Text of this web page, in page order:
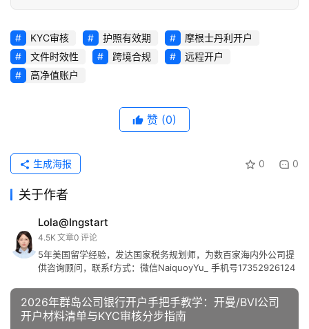
KYC审核 护照有效期
摩根士丹利开户
文件时效性
跨境合规
远程开户
高净值账户
赞 (0)
0 0
生成海报
关于作者
Lola@Ingstart
4.5K 文章0 评论
5年美国留学经验，发达国家税务规划师，为数百家海内外公司提
供咨询顾问，联系f方式：微信NaiquoyYu_ 手机号17352926124
2026年群岛公司银行开户手把手教学：开曼/BVI公司
开户材料清单与KYC审核分步指南